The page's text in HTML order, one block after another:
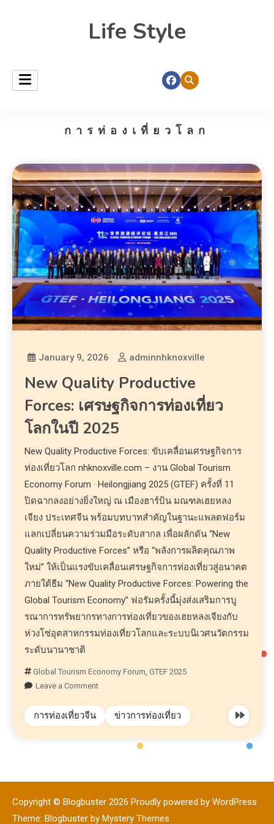
Life Style
การท่องเที่ยวโลก
January 9, 2026 adminnhknoxville
New Quality Productive
Forces: เศรษฐกิจการท่องเที่ยว
โลกในปี 2025
New Quality Productive Forces: ขับเคลื่อนเศรษฐกิจการ
ท่องเที่ยวโลก nhknoxville.com – งาน Global Tourism
Economy Forum · Heilongjiang 2025 (GTEF) ครั้งที่ 11
ปิดฉากลงอย่างยิ่งใหญ่ ณ เมืองฮาร์บิน มณฑลเฮยหลง
เจียง ประเทศจีน พร้อมบทบาทสำคัญในฐานะแพลตฟอร์ม
แลกเปลี่ยนความร่วมมือระดับสากล เพื่อผลักดัน “New
Quality Productive Forces” หรือ “พลังการผลิตคุณภาพ
ใหม่” ให้เป็นแรงขับเคลื่อนเศรษฐกิจการท่องเที่ยวสู่อนาคต
ภายใต้ธีม “New Quality Productive Forces: Powering the
Global Tourism Economy” ฟอรัมครั้งนี้มุ่งส่งเสริมการบู
รณาการทรัพยากรทางการท่องเที่ยวของเฮยหลงเจียงกับ
ห่วงโซ่อุตสาหกรรมท่องเที่ยวโลกและระบบนิเวศนวัตกรรม
ระดับนานาชาติ
Global Tourism Economy Forum ,GTEF 2025
Leave a Comment
การท่องเที่ยวจีน ข่าวการท่องเที่ยว
Copyright © Blogbuster 2026 Proudly powered by WordPress
Theme: Blogbuster by Mystery Themes.